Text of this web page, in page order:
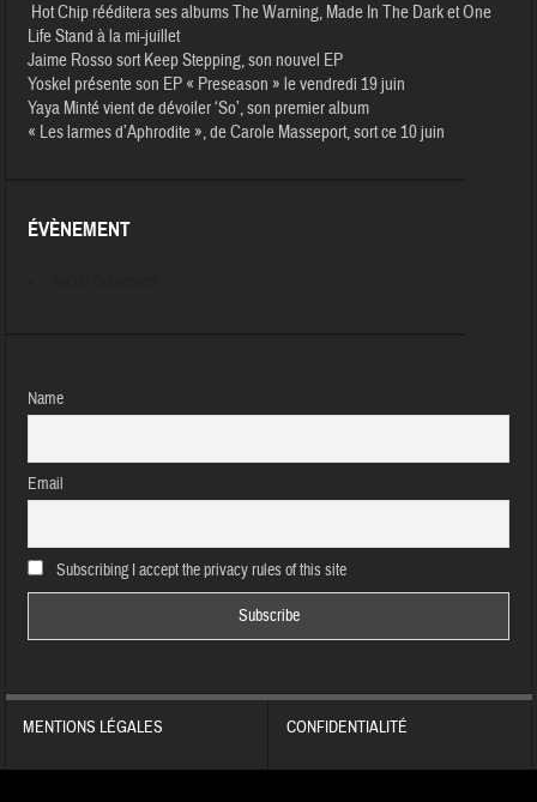
Hot Chip rééditera ses albums The Warning, Made In The Dark et One
Life Stand à la mi-juillet
Jaime Rosso sort Keep Stepping, son nouvel EP
Yoskel présente son EP « Preseason » le vendredi 19 juin
Yaya Minté vient de dévoiler ‘So’, son premier album
« Les larmes d’Aphrodite », de Carole Masseport, sort ce 10 juin
ÉVÈNEMENT
Name
Email
Subscribing I accept the privacy rules of this site
MENTIONS LÉGALES CONFIDENTIALITÉ